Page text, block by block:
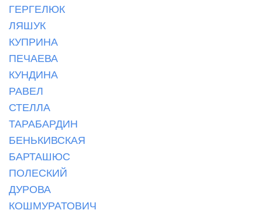
ГЕРГЕЛЮК
ЛЯШУК
КУПРИНА
ПЕЧАЕВА
КУНДИНА
РАВЕЛ
СТЕЛЛА
ТАРАБАРДИН
БЕНЬКИВСКАЯ
БАРТАШЮС
ПОЛЕСКИЙ
ДУРОВА
КОШМУРАТОВИЧ